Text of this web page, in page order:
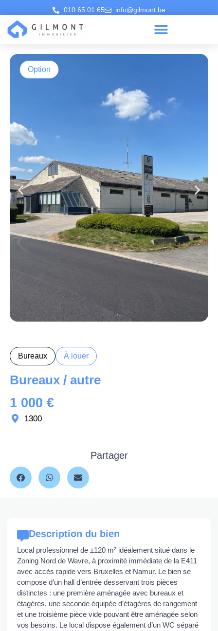
010 65 01 65 info@gilmont.be
Option
Bureaux À louer
Bureaux / autre
1 000 €
1300
Partager
Description du bien
Local professionnel de ±120 m² idéalement situé dans le
Zoning Nord de Wavre, à proximité immédiate de la E411
avec accès rapide vers Bruxelles et Namur. Le bien se
compose d’un hall d’entrée desservant trois pièces
distinctes : une première aménagée avec bureaux et
étagères, une seconde équipée d’étagères de rangement
et une troisième pièce vide pouvant être aménagée selon
vos besoins. Le local dispose également d’un WC séparé